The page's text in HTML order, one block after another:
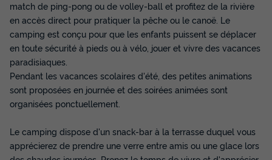
CHALET 4 personnes - Les Mimosas - 2 chambres avec
climatisation
du23/09/2026au30/09/2026
Meilleur prix pour 7 nuits
Modifier les dates
281 €
Voir les disponibilités
match de ping-pong ou de volley-ball et profitez de la rivière
en accès direct pour pratiquer la pêche ou le canoë. Le
camping est conçu pour que les enfants puissent se déplacer
en toute sécurité à pieds ou à vélo, jouer et vivre des vacances
paradisiaques.
Pendant les vacances scolaires d'été, des petites animations
sont proposées en journée et des soirées animées sont
organisées ponctuellement.
Le camping dispose d'un snack-bar à la terrasse duquel vous
apprécierez de prendre une verre entre amis ou une glace lors